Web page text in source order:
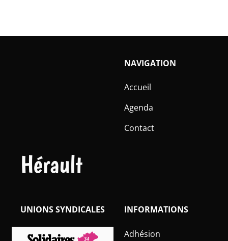
Hérault
NAVIGATION
Accueil
Agenda
Contact
INFORMATIONS
Adhésion
UNIONS SYNDICALES